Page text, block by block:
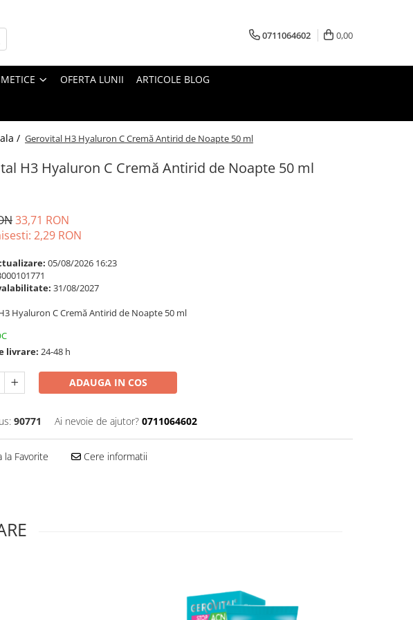
0711064602 0,00
OFERTA LUNII ARTICOLE BLOG
/ Gerovital H3 Hyaluron C Cremă Antirid de Noapte 50 ml
H3 Hyaluron C Cremă Antirid de Noapte 50 ml
33,71 RON
2,29 RON
05/08/2026 16:23
31/08/2027
Hyaluron C Cremă Antirid de Noapte 50 ml
livrare: 24-48 h
ADAUGA IN COS
90771 Ai nevoie de ajutor? 0711064602
la Favorite Cere informatii